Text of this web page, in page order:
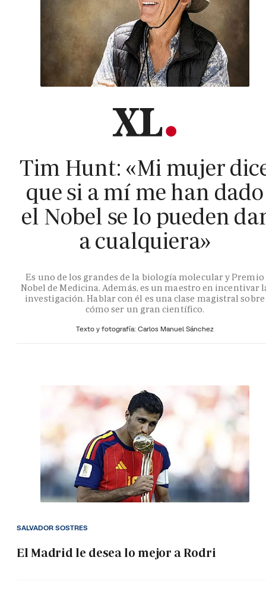
Tim Hunt: «Mi mujer
que si a mí me han dado
el Nobel se lo pueden
a cualquiera»
Es uno de los grandes de la biología molecular y Premio
Nobel de Medicina. Además, es un maestro en incentivar
investigación. Hablar con él es una clase magistral sobre
cómo ser un gran científico.
Texto y fotografía: Carlos Manuel Sánchez
El Madrid le desea lo mejor a Rodri
SALVADOR SOSTRES